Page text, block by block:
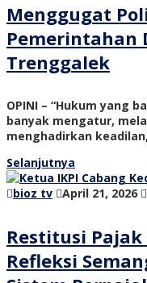
Menggugat
Pemerintahan
Trenggalek
OPINI – “Hukum yang
banyak mengatur,
menghadirkan
Selanjutnya
bioz tv
April 21, 2026
Restitusi
Refleksi